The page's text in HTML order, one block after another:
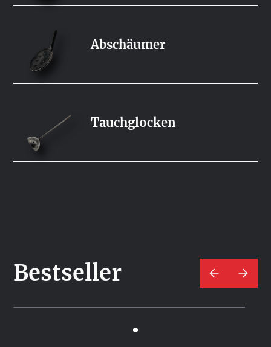
Abschäumer
Tauchglocken
Bestseller